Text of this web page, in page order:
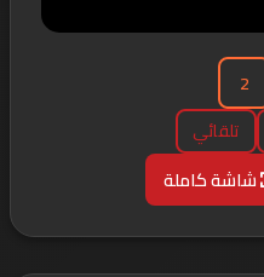
2
تلقائي
شاشة كاملة